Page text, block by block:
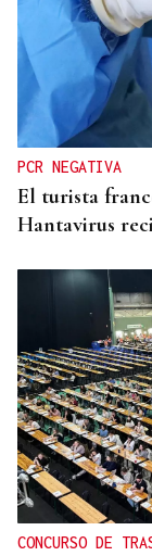
PCR NEGATIVA
El turista
Hantavirus
CONCURSO DE